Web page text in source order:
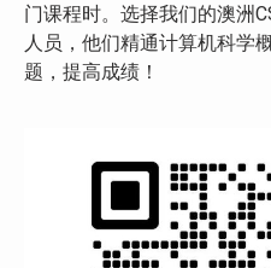
门课程时。选择我们的澳洲
人员，他们精通计算机科学
题，提高成绩！